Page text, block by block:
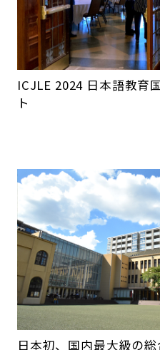
ICJLE 2024 日本語教育
ト
日本初、国内最大級の